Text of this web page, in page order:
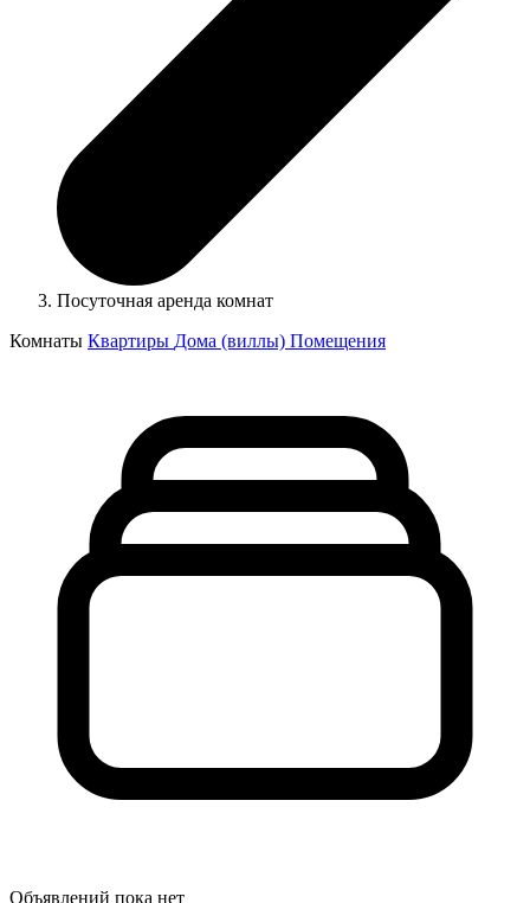
Посуточная аренда комнат
Комнаты Квартиры Дома (виллы) Помещения
Объявлений пока нет